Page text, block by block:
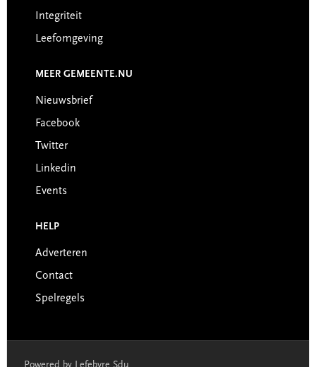
Integriteit
Leefomgeving
MEER GEMEENTE.NU
Nieuwsbrief
Facebook
Twitter
Linkedin
Events
HELP
Adverteren
Contact
Spelregels